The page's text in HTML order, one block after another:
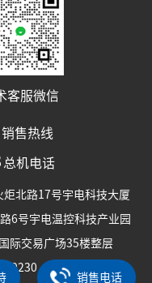
客服微信
销售热线
总机电话
北路17号宇电科技大厦
6号宇电温控科技产业园
际交易广场35楼整层
销售电话